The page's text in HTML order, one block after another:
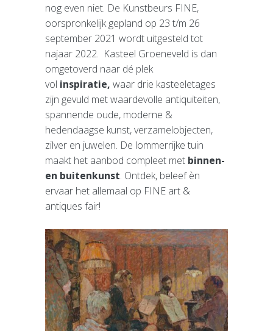
nog even niet. De Kunstbeurs FINE,
oorspronkelijk gepland op 23 t/m 26
september 2021 wordt uitgesteld tot
najaar 2022. Kasteel Groeneveld is dan
omgetoverd naar dé plek
vol inspiratie, waar drie kasteeletages
zijn gevuld met waardevolle antiquiteiten,
spannende oude, moderne &
hedendaagse kunst, verzamelobjecten,
zilver en juwelen. De lommerrijke tuin
maakt het aanbod compleet met binnen-
en buitenkunst. Ontdek, beleef èn
ervaar het allemaal op FINE art &
antiques fair!